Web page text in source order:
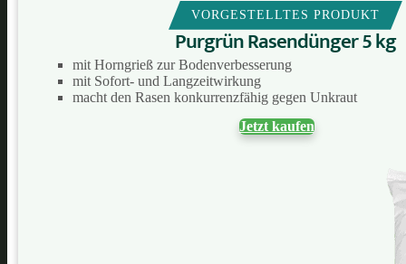
VORGESTELLTES PRODUKT
Purgrün Rasendünger 5 kg
mit Horngrieß zur Bodenverbesserung
mit Sofort- und Langzeitwirkung
macht den Rasen konkurrenzfähig gegen Unkraut
Jetzt kaufen